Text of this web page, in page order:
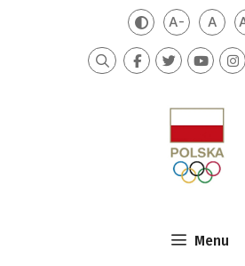
Zmień kontrast
A-Mniejsza
A
Szukaj
Menu